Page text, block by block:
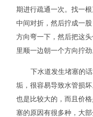
期进行疏通一次。找一
中间对折，然后拧成一
方向弯一下，然后把这
里顺一边朝一个方向拧劲
下水道发生堵塞的
垢，很容易导致水管损
也是比较大的，而且价
塞的原因有很多种，大